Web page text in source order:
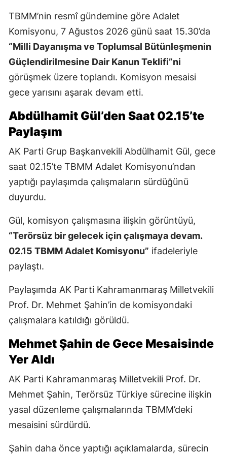
TBMM’nin resmî gündemine göre Adalet
Komisyonu, 7 Ağustos 2026 günü saat 15.30’da
“Milli Dayanışma ve Toplumsal Bütünleşmenin
Güçlendirilmesine Dair Kanun Teklifi”ni
görüşmek üzere toplandı. Komisyon mesaisi
gece yarısını aşarak devam etti.
Abdülhamit Gül’den Saat 02.15’te
Paylaşım
AK Parti Grup Başkanvekili Abdülhamit Gül, gece
saat 02.15’te TBMM Adalet Komisyonu’ndan
yaptığı paylaşımda çalışmaların sürdüğünü
duyurdu.
Gül, komisyon çalışmasına ilişkin görüntüyü,
“Terörsüz bir gelecek için çalışmaya devam.
02.15 TBMM Adalet Komisyonu” ifadeleriyle
paylaştı.
Paylaşımda AK Parti Kahramanmaraş Milletvekili
Prof. Dr. Mehmet Şahin’in de komisyondaki
çalışmalara katıldığı görüldü.
Mehmet Şahin de Gece Mesaisinde
Yer Aldı
AK Parti Kahramanmaraş Milletvekili Prof. Dr.
Mehmet Şahin, Terörsüz Türkiye sürecine ilişkin
yasal düzenleme çalışmalarında TBMM’deki
mesaisini sürdürdü.
Şahin daha önce yaptığı açıklamalarda, sürecin